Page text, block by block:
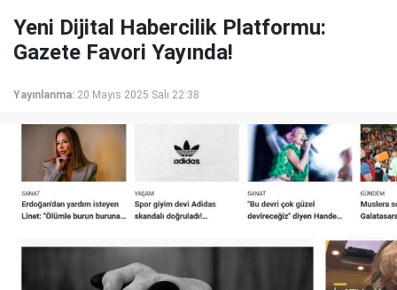
Yeni Dijital Habercilik Platformu:
Gazete Favori Yayında!
Yayınlanma: 20 Mayıs 2025 Salı 22:38